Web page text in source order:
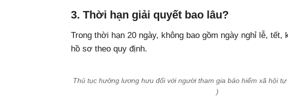
3. Thời hạn giải quyết bao lâu?
Trong thời hạn 20 ngày, không bao gồm ngày nghỉ lễ, tết,
hồ sơ theo quy định.
Thủ tục hưởng lương hưu đối với người tham gia bảo hiểm xã hội
)